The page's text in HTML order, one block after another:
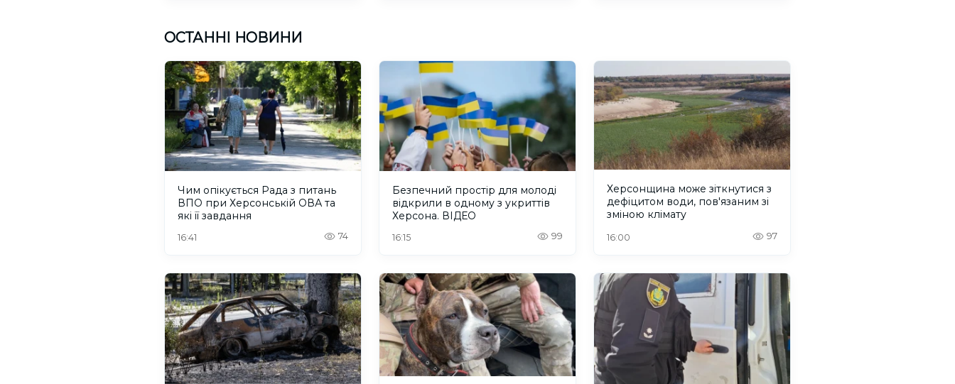
ОСТАННІ НОВИНИ
Чим опікується Рада з питань
ВПО при Херсонській ОВА та
які її завдання
16:41 74
Безпечний простір для молоді
відкрили в одному з укриттів
Херсона. ВІДЕО
16:15 99
Херсонщина може зіткнутися з
дефіцитом води, пов'язаним зі
зміною клімату
16:00 97